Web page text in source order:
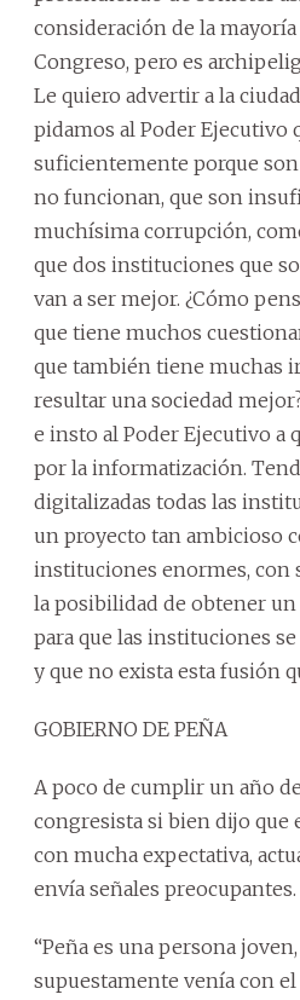
consideración de la
Congreso, pero es
Le quiero advertir a la
pidamos al Poder Ejecutivo
suficientemente porque
no funcionan, que son
muchísima corrupción,
que dos instituciones que
van a ser mejor. ¿Cómo
que tiene muchos
que también tiene muchas
resultar una sociedad
e insto al Poder Ejecutivo a
por la informatización.
digitalizadas todas las
un proyecto tan ambicioso
instituciones enormes, con
la posibilidad de obtener
para que las instituciones
y que no exista esta fusión
GOBIERNO DE PEÑA
A poco de cumplir un año
congresista si bien dijo que
con mucha expectativa,
envía señales preocupantes.
“Peña es una persona
supuestamente venía con